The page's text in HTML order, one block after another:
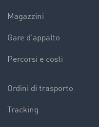
Magazzini
Gare d'appalto
Percorsi e costi
Ordini di trasporto
Tracking